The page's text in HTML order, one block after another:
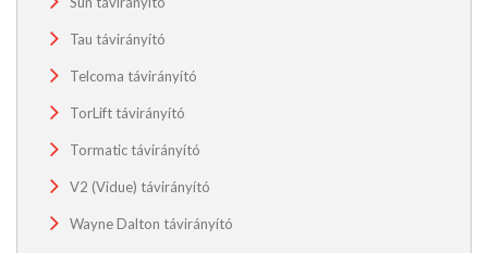
Tau távirányító
Telcoma távirányító
TorLift távirányító
Tormatic távirányító
V2 (Vidue) távirányító
Wayne Dalton távirányító